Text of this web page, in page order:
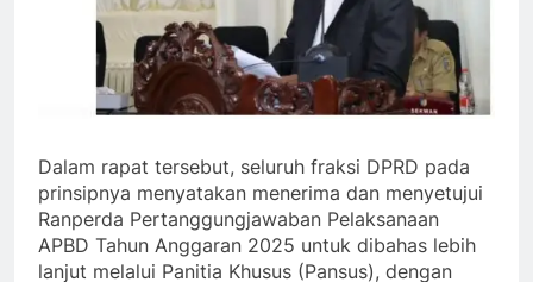
Dalam rapat tersebut, seluruh fraksi DPRD pada
prinsipnya menyatakan menerima dan menyetujui
Ranperda Pertanggungjawaban Pelaksanaan
APBD Tahun Anggaran 2025 untuk dibahas lebih
lanjut melalui Panitia Khusus (Pansus), dengan